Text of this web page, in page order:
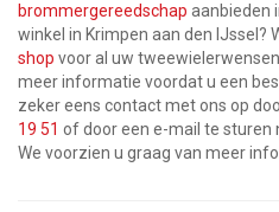
brommergereedschap aanbieden
winkel in Krimpen aan den IJssel?
shop voor al uw
meer informatie voordat u een
zeker eens contact met ons op
19 51 of door een e-mail te sturen
We voorzien u graag van meer